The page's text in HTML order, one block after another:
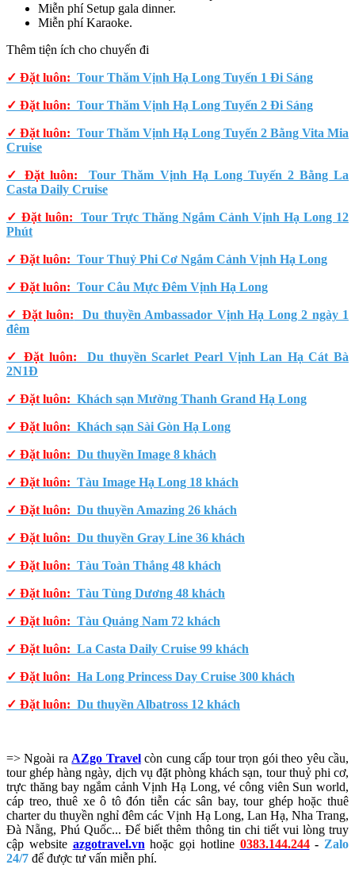
Miễn phí Setup gala dinner.
Miễn phí Karaoke.
Thêm tiện ích cho chuyến đi
✓ Đặt luôn: Tour Thăm Vịnh Hạ Long Tuyến 1 Đi Sáng
✓ Đặt luôn: Tour Thăm Vịnh Hạ Long Tuyến 2 Đi Sáng
✓ Đặt luôn: Tour Thăm Vịnh Hạ Long Tuyến 2 Bằng Vita Mia
Cruise
✓ Đặt luôn: Tour Thăm Vịnh Hạ Long Tuyến 2 Bằng La
Casta Daily Cruise
✓ Đặt luôn: Tour Trực Thăng Ngắm Cảnh Vịnh Hạ Long 12
Phút
✓ Đặt luôn: Tour Thuỷ Phi Cơ Ngắm Cảnh Vịnh Hạ Long
✓ Đặt luôn: Tour Câu Mực Đêm Vịnh Hạ Long
✓ Đặt luôn: Du thuyền Ambassador Vịnh Hạ Long 2 ngày 1
đêm
✓ Đặt luôn: Du thuyền Scarlet Pearl Vịnh Lan Hạ Cát Bà
2N1Đ
✓ Đặt luôn: Khách sạn Mường Thanh Grand Hạ Long
✓ Đặt luôn: Khách sạn Sài Gòn Hạ Long
✓ Đặt luôn: Du thuyền Image 8 khách
✓ Đặt luôn: Tàu Image Hạ Long 18 khách
✓ Đặt luôn: Du thuyền Amazing 26 khách
✓ Đặt luôn: Du thuyền Gray Line 36 khách
✓ Đặt luôn: Tàu Toàn Thắng 48 khách
✓ Đặt luôn: Tàu Tùng Dương 48 khách
✓ Đặt luôn: Tàu Quảng Nam 72 khách
✓ Đặt luôn: La Casta Daily Cruise 99 khách
✓ Đặt luôn: Ha Long Princess Day Cruise 300 khách
✓ Đặt luôn: Du thuyền Albatross 12 khách
=> Ngoài ra AZgo Travelcòn cung cấp tour trọn gói theo yêu cầu,
tour ghép hàng ngày, dịch vụ đặt phòng khách sạn, tour thuỷ phi cơ,
trực thăng bay ngắm cảnh Vịnh Hạ Long, vé công viên Sun world,
cáp treo, thuê xe ô tô đón tiễn các sân bay, tour ghép hoặc thuê
charter du thuyền nghỉ đêm các Vịnh Hạ Long, Lan Hạ, Nha Trang,
Đà Nẵng, Phú Quốc... Để biết thêm thông tin chi tiết vui lòng truy
cập website azgotravel.vn hoặc gọi hotline 0383.144.244- Zalo
24/7 để được tư vấn miễn phí.